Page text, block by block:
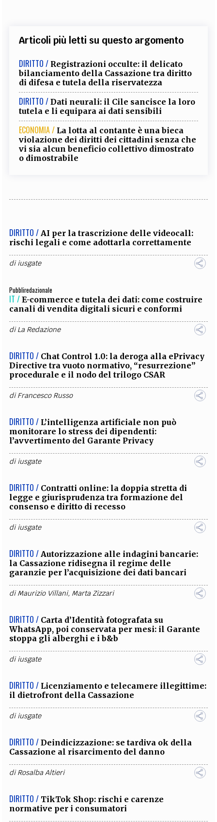
Articoli più letti su questo argomento
DIRITTO / Registrazioni occulte: il delicato
bilanciamento della Cassazione tra diritto
di difesa e tutela della riservatezza
DIRITTO / Dati neurali: il Cile sancisce la loro
tutela e li equipara ai dati sensibili
ECONOMIA / La lotta al contante è una bieca
violazione dei diritti dei cittadini senza che
vi sia alcun beneficio collettivo dimostrato
o dimostrabile
DIRITTO / AI per la trascrizione delle videocall:
rischi legali e come adottarla correttamente
diiusgate
Pubbliredazionale
IT / E-commerce e tutela dei dati: come costruire
canali di vendita digitali sicuri e conformi
diLa Redazione
DIRITTO / Chat Control 1.0: la deroga alla ePrivacy
Directive tra vuoto normativo, “resurrezione”
procedurale e il nodo del trilogo CSAR
diFrancesco Russo
DIRITTO / L’intelligenza artificiale non può
monitorare lo stress dei dipendenti:
l’avvertimento del Garante Privacy
diiusgate
DIRITTO / Contratti online: la doppia stretta di
legge e giurisprudenza tra formazione del
consenso e diritto di recesso
diiusgate
DIRITTO / Autorizzazione alle indagini bancarie:
la Cassazione ridisegna il regime delle
garanzie per l’acquisizione dei dati bancari
diMaurizio Villani, Marta Zizzari
DIRITTO / Carta d’Identità fotografata su
WhatsApp, poi conservata per mesi: il Garante
stoppa gli alberghi e i b&b
diiusgate
DIRITTO / Licenziamento e telecamere illegittime:
il dietrofront della Cassazione
diiusgate
DIRITTO / Deindicizzazione: se tardiva ok della
Cassazione al risarcimento del danno
diRosalba Altieri
DIRITTO / TikTok Shop: rischi e carenze
normative per i consumatori